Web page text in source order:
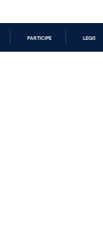
PARTICIPE